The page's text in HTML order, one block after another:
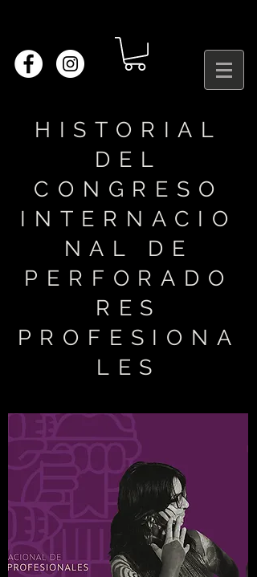
HISTORIAL
DEL
CONGRESO
INTERNACIO
NAL DE
PERFORADO
RES
PROFESIONA
LES